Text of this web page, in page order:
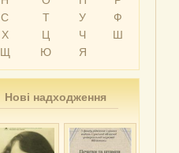
С
Т У
Ф
Х
Ц Ч
Ш
Щ
Ю Я
Нові надходження